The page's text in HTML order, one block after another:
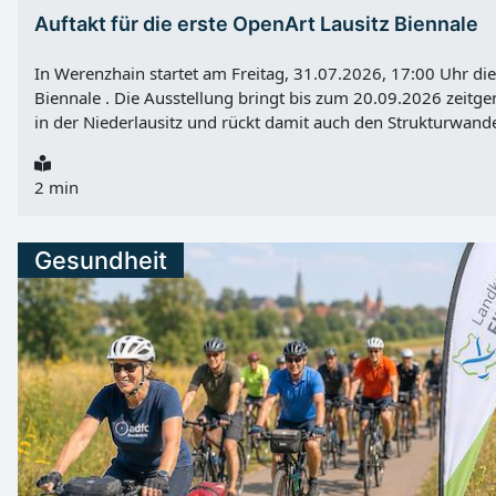
Auftakt für die erste OpenArt Lausitz Biennale
In Werenzhain startet am Freitag, 31.07.2026, 17:00 Uhr
Biennale . Die Ausstellung bringt bis zum 20.09.2026
in der Niederlausitz und rückt damit auch den
in 03253 Doberlug-Kirchhain-Werenzhain/Dobrjoług-
statt. Kulturstaatssekretär Tobias Dünow besucht die
shapes spaces“ verbindet die Biennale internationale,
künstlerische Positionen mit sehr unterschiedlichen
Werenzhain, Forst, Jamlitz, Lauchhammer, Doberlug-
in Cottbus . Dabei treffen Werke auf Museen, Industrieorte
umfasst Malerei, Fotografie, Skulptur, Installationen sowie
Ergänzt wird das Angebot durch Live-Veranstaltungen wie
Workshops. Strukturwandel als...
2 min
Gesundheit